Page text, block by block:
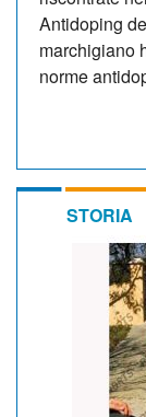
Antidoping
marchigiano
norme
STORIA